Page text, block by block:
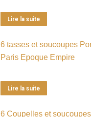
Lire la suite
6 tasses et soucoupes
Paris Epoque Empire
Lire la suite
6 Coupelles et